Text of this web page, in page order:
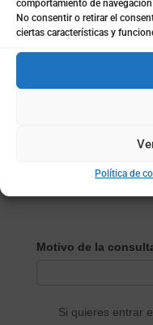
comportamiento de
No consentir o retirar el
ciertas características y
Política de
l
de
CONTACTO
Motivo de la
Si quieres entrar